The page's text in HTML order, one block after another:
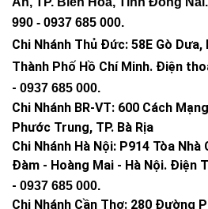
Bảo trì
Vệ sinh tấm pin mỗi 2–3 tháng. Nếu
vị trí lắp hoặc reset lại hệ thống.
Câu hỏi thường gặp
Đèn có sáng đủ như quảng cáo
Trả lời:Thực tế độ sáng phụ thuộc
Nếu lắp đúng kỹ thuật, ánh sáng
nội bộ và sân vườn.
990 - 0937 685 000.
Chi Nhánh Thủ Đức: 58E Gò
Thành Phố Hồ Chí Minh. Điện
- 0937 685 000.
Chi Nhánh BR-VT: 600 Cách
Phước Trung, TP. Bà Rịa
Chi Nhánh Hà Nội: P914 Tòa
Đàm - Hoàng Mai - Hà Nội. Điện
- 0937 685 000.
Chi Nhánh Cần Thơ: 280 Đường